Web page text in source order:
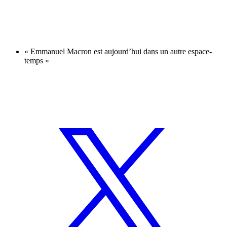
« Emmanuel Macron est aujourd’hui dans un autre espace-
temps »